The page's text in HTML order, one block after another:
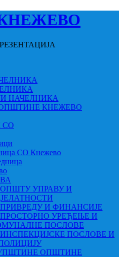
НАЧЕЛНИКА
КНЕЖЕВО
СО
СО Кнежево
УПРАВУ И
И ФИНАНСИЈЕ
УРЕЂЕЊЕ И
ПОСЛОВЕ
ПОСЛОВЕ И
ОПШТИНЕ